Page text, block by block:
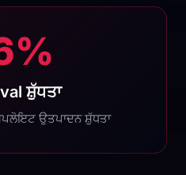
ਸ਼ੁੱਧਤਾ
ਉਤਪਾਦਨ ਸ਼ੁੱਧਤਾ